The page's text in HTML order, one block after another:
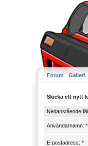
Forum Galleri
Skicka ett nytt
Nedanstående
Användarnamn: *
E-postadress: *